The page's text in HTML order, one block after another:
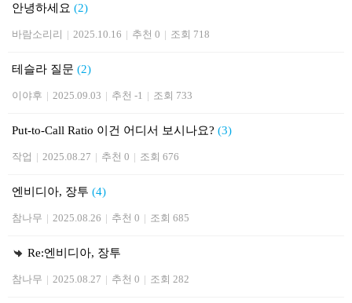
안녕하세요 (2)
바람소리리 | 2025.10.16 | 추천 0 | 조회 718
테슬라 질문 (2)
이야후 | 2025.09.03 | 추천 -1 | 조회 733
Put-to-Call Ratio 이건 어디서 보시나요? (3)
작업 | 2025.08.27 | 추천 0 | 조회 676
엔비디아, 장투 (4)
참나무 | 2025.08.26 | 추천 0 | 조회 685
Re:엔비디아, 장투
참나무 | 2025.08.27 | 추천 0 | 조회 282